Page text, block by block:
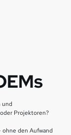
und
Projektoren?
den Aufwand